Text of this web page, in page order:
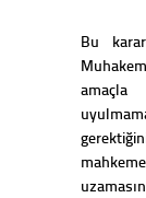
Bu